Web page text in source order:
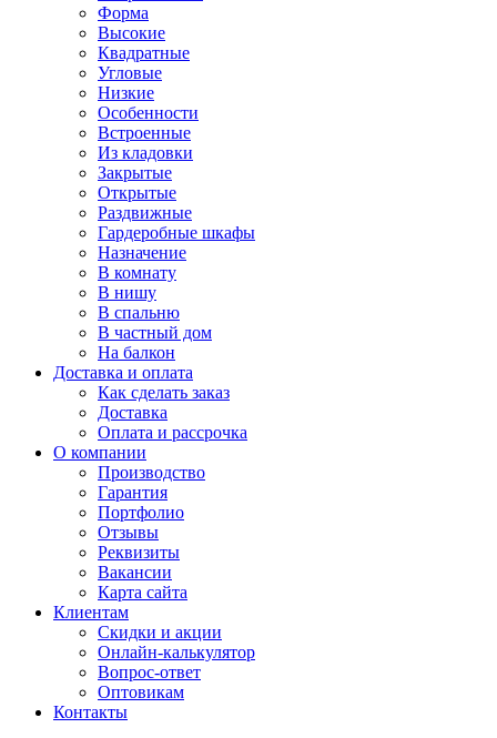
Форма
Высокие
Квадратные
Угловые
Низкие
Особенности
Встроенные
Из кладовки
Закрытые
Открытые
Раздвижные
Гардеробные шкафы
Назначение
В комнату
В нишу
В спальню
В частный дом
На балкон
Доставка и оплата
Как сделать заказ
Доставка
Оплата и рассрочка
О компании
Производство
Гарантия
Портфолио
Отзывы
Реквизиты
Вакансии
Карта сайта
Клиентам
Скидки и акции
Онлайн-калькулятор
Вопрос-ответ
Оптовикам
Контакты